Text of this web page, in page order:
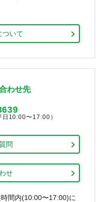
ついて
わせ先
日10:00〜17:00）
問
せ
間内(10:00〜17:00)に